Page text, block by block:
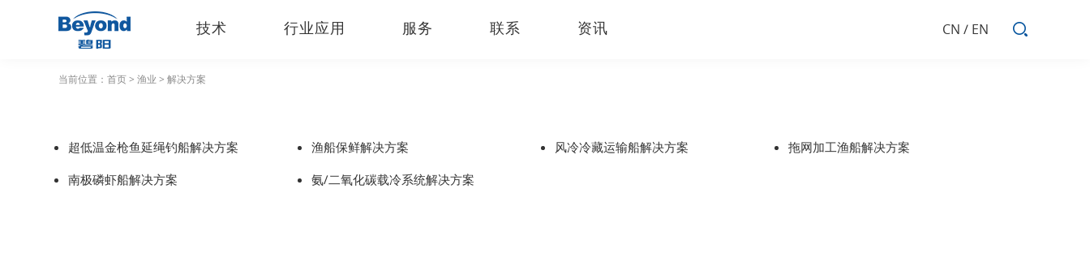
技术 行业应用 服务 联系 资讯 CN / EN
当前位置： 首页> 渔业 > 解决方案
超低温金枪鱼延绳钓船解决方案 渔船保鲜解决方案 风冷冷藏运输船解决方案
拖网加工渔船解决方案
南极磷虾船解决方案
氨/二氧化碳载冷系统解决方案